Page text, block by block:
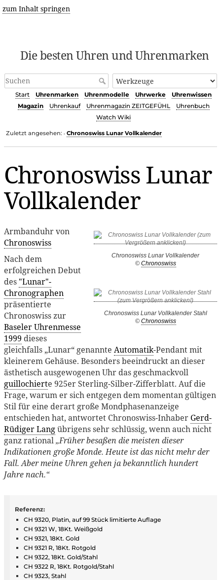
zum Inhalt springen
Die besten Uhren und Uhrenmarken
Start Uhrenmarken Uhrenmodelle Uhrwerke
Uhrenwissen
Magazin
Uhrenkauf Uhrenmagazin ZEITGEFÜHL
Uhrenbuch
Watch Wiki
Zuletzt angesehen: • Chronoswiss Lunar Vollkalender
Chronoswiss Lunar
Vollkalender
Chronoswiss Lunar Vollkalender
© Chronoswiss
Chronoswiss Lunar Vollkalender Stahl
© Chronoswiss
Armbanduhr von
Chronoswiss
Nach dem
erfolgreichen Debut
des "Lunar"-
Chronographen
präsentierte
Chronoswiss zur
Baseler Uhrenmesse
1999 dieses
gleichfalls „Lunar“ genannte Automatik-Pendant mit
kleinerem Gehäuse. Besonders beeindruckt an dieser
ästhetisch ausgewogenen Uhr das geschmackvoll
guillochierte 925er Sterling-Silber-Zifferblatt. Auf die
Frage, warum er sich entgegen dem momentan gültigen
Stil für eine derart große Mondphasenanzeige
entschieden hat, antwortet Chronoswiss-Inhaber Gerd-
Rüdiger Langübrigens sehr schlüssig, wenn auch nicht
ganz rational„Früher besaßen die meisten dieser
Indikationen große Monde. Heute ist das nicht mehr der
Fall. Aber meine Uhren gehen ja bekanntlich hundert
Jahre nach.“
Referenz:
CH 9320, Platin, auf 99 Stück limitierte Auflage
CH 9321 W, 18Kt. Weißgold
CH 9321, 18Kt. Gold
CH 9321 R, 18Kt. Rotgold
CH 9322, 18Kt. Gold/Stahl
CH 9322 R, 18Kt. Rotgold/Stahl
CH 9323, Stahl